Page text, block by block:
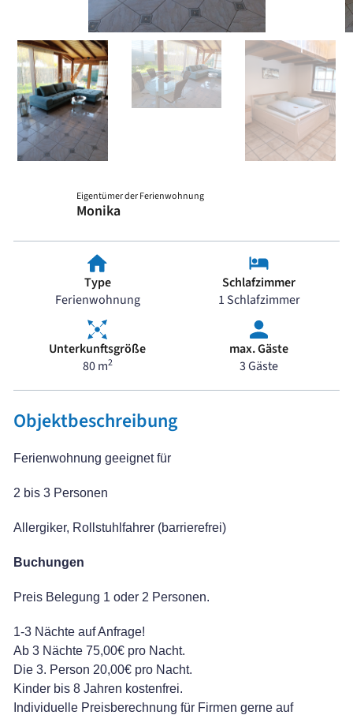
Eigentümer der Ferienwohnung
Monika
Type
Ferienwohnung
Schlafzimmer
1 Schlafzimmer
Unterkunftsgröße
80 m2
max. Gäste
3 Gäste
Objektbeschreibung
Ferienwohnung geeignet für
2 bis 3 Personen
Allergiker, Rollstuhlfahrer (barrierefrei)
Buchungen
Preis Belegung 1 oder 2 Personen.
1-3 Nächte auf Anfrage!
Ab 3 Nächte 75,00€ pro Nacht.
Die 3. Person 20,00€ pro Nacht.
Kinder bis 8 Jahren kostenfrei.
Individuelle Preisberechnung für Firmen gerne auf